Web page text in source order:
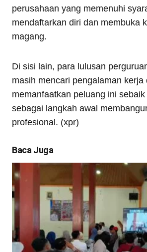
perusahaan yang memenuhi
mendaftarkan diri dan membuka
magang.
Di sisi lain, para lulusan
masih mencari pengalaman kerja
memanfaatkan peluang ini
sebagai langkah awal
profesional. (xpr)
Baca Juga